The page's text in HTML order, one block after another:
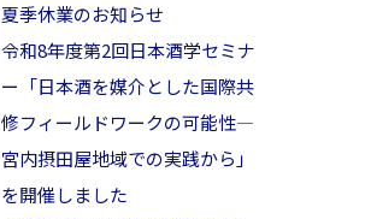
夏季休業のお知らせ
令和8年度第2回日本酒学セミナ
ー「日本酒を媒介とした国際共
修フィールドワークの可能性―
宮内摂田屋地域での実践から」
を開催しました